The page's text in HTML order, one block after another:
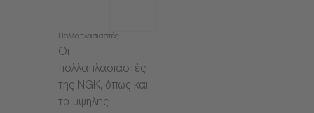
Πολλαπλασιαστές
Οι
πολλαπλασιαστές
της NGK, όπως και
τα υψηλής